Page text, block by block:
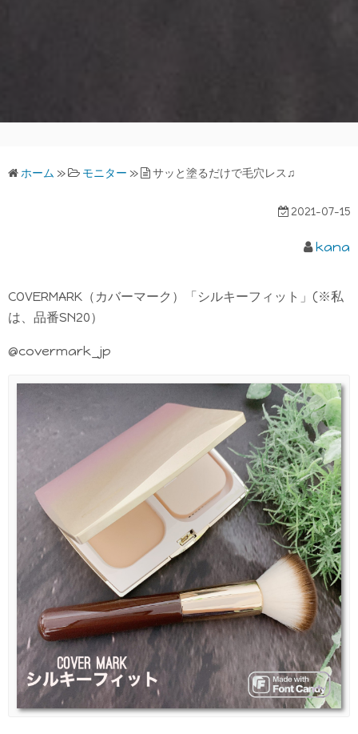
ホーム » モニター » サッと塗るだけで毛穴レス♫
2021-07-15
kana
COVERMARK（カバーマーク）「シルキーフィット」(※私
は、品番SN20）
@covermark_jp